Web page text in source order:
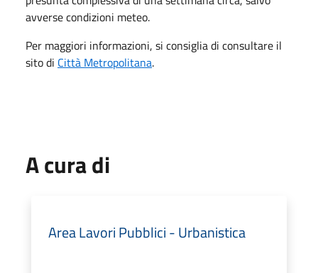
avverse condizioni meteo.
Per maggiori informazioni, si consiglia di consultare il
sito di Città Metropolitana.
A cura di
Area Lavori Pubblici - Urbanistica